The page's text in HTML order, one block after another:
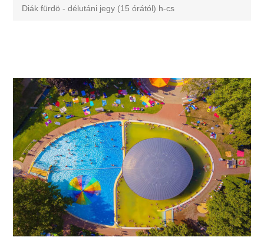
Diák fürdö - délutáni jegy (15 órától) h-cs